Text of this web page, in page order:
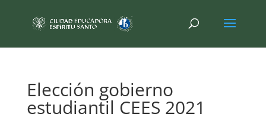
Elección gobierno
estudiantil CEES 2021